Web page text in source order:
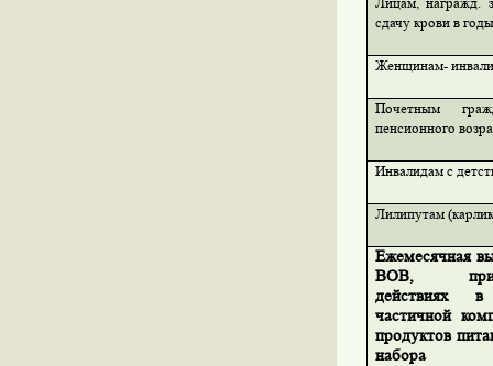
сдачу крови в
Женщинам-
Почетным
пенсионного
Инвалидам с
Лилипутам
Ежемесячная
ВОВ,
действиях
в
частичной
продуктов
набора